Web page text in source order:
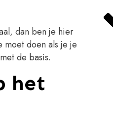
dan ben je hier
moet doen als je je
de basis.
het